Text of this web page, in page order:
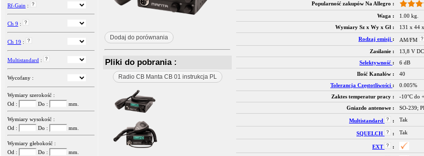
Rf-Gain :
Ch 9 :
Ch 19 :
Multistandard :
Wycofany :
Wymiary szerokość :
Od :
Do : mm.
Wymiary wysokość :
Od :
Do : mm.
Wymiary głebokość :
Od :
Do : mm.
Dodaj do porównania
Pliki do pobrania :
Radio CB Manta CB 01 instrukcja PL
Popularność zakupów Na Allegro :
Waga :
1.00 kg.
Wymiary Sz x Wy x Gł :
131 x 44
Rodzaj emisji :
AM/FM
Zasilanie :
13,8 V DC
Selektywność :
6 dB
Ilość Kanałów :
40
Tolerancja Częstotliwości :
0.005%
Zaktes temperatur pracy :
-10°C do
Gniazdo antenowe :
SO-239;
Multistandard : Tak
SQUELCH : Tak
EXT :